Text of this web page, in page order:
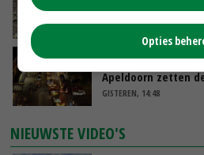
maximaal 20 euro
GISTEREN, 14:59
Spontane
Apeldoorn zetten
GISTEREN, 14:48
NIEUWSTE VIDEO'S
Opties